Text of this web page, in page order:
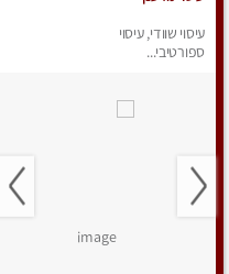
עיסוי שוודי, עיסוי
ספורטיבי...